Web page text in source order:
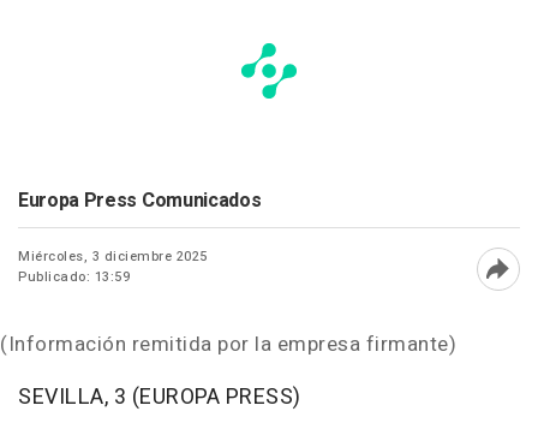
Europa Press Comunicados
Miércoles, 3 diciembre 2025
Publicado: 13:59
(Información remitida por la empresa firmante)
SEVILLA, 3 (EUROPA PRESS)